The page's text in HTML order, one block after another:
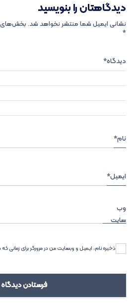
دیدگاهتان را بنویسید
نشانی ایمیل شما منتشر نخواهد شد. بخش‌های
*
دیدگاه*
نام*
ایمیل*
وب‌
سایت
ذخیره نام، ایمیل و وبسایت من در مرورگر برای زمانی